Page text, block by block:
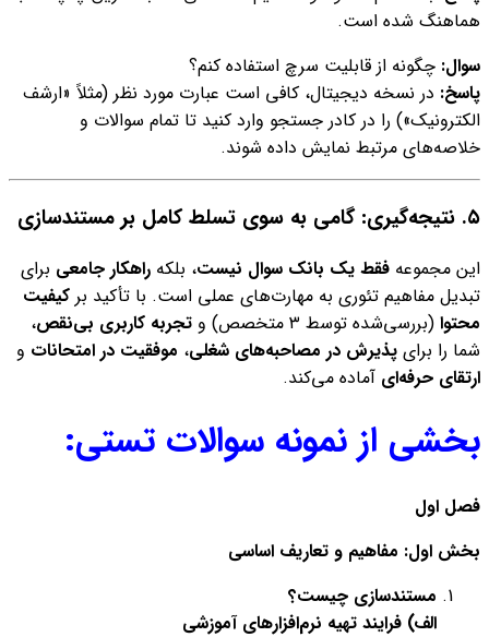
هماهنگ شده است.
سوال: چگونه از قابلیت سرچ استفاده کنم؟
پاسخ: در نسخه دیجیتال، کافی است عبارت مورد نظر (مثلاً «ارشف
الکترونیک») را در کادر جستجو وارد کنید تا تمام سوالات و
خلاصه‌های مرتبط نمایش داده شوند.
۵. نتیجه‌گیری: گامی به سوی تسلط کامل بر مستندسازی
این مجموعه فقط یک بانک سوال نیست، بلکه راهکار جامعی برای
تبدیل مفاهیم تئوری به مهارت‌های عملی است. با تأکید بر کیفیت
محتوا (بررسی‌شده توسط ۳ متخصص) و تجربه کاربری بی‌نقص،
شما را برای پذیرش در مصاحبه‌های شغلی، موفقیت در امتحانات و
ارتقای حرفه‌ای آماده می‌کند.
بخشی از نمونه سوالات تستی:
فصل اول
بخش اول: مفاهیم و تعاریف اساسی
مستندسازی چیست؟
الف) فرایند تهیه نرم‌افزارهای آموزشی